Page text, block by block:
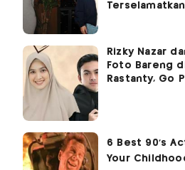
Terselamatkan
Rizky Nazar
Foto Bareng
Rastanty, Go